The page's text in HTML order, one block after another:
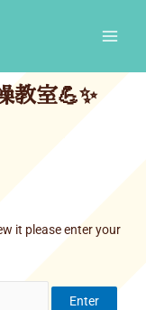
教室💪✨
it please enter your